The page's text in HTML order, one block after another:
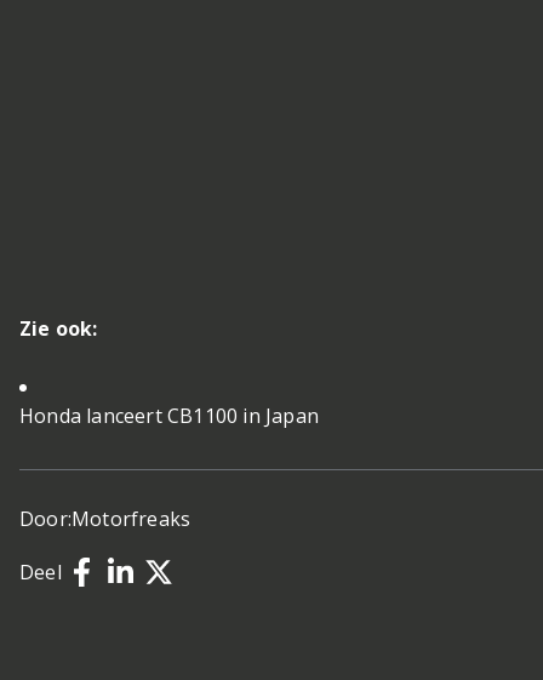
Zie ook:
Honda lanceert CB1100 in Japan
Door:Motorfreaks
Deel